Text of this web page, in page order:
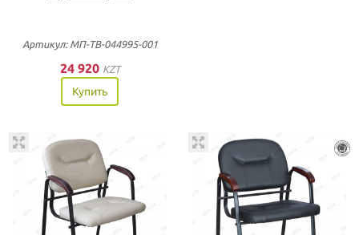
Артикул: МП-ТВ-044995-001
24 920 KZT
Купить